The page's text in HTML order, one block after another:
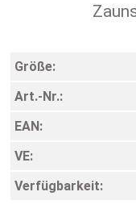
Größe:
Art.-Nr.:
EAN:
VE:
Verfügbarkeit: